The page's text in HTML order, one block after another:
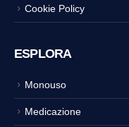
Cookie Policy
ESPLORA
Monouso
Medicazione